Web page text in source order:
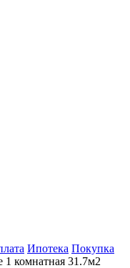
Ипотека Покупка
комнатная 31.7м2